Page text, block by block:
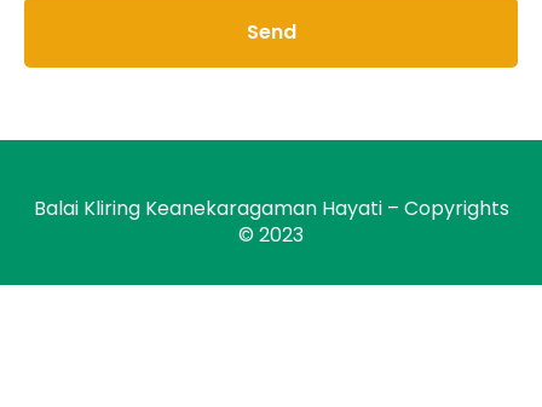
Send
Balai Kliring Keanekaragaman Hayati – Copyrights
© 2023